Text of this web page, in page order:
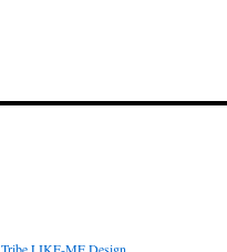
Tribe LIKE-ME Design